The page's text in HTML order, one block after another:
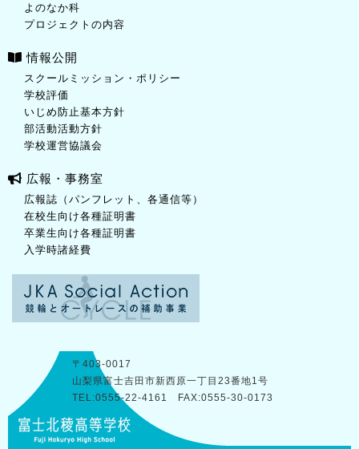
よのなか科
プロジェクトの内容
情報公開
スクールミッション・ポリシー
学校評価
いじめ防止基本方針
部活動活動方針
学校運営協議会
広報・事務室
広報誌（パンフレット、各通信等）
在校生向け各種証明書
卒業生向け各種証明書
入学時諸経費
〒403-0017
山梨県富士吉田市新西原一丁目23番地1号
TEL:0555-22-4161 FAX:0555-30-0173